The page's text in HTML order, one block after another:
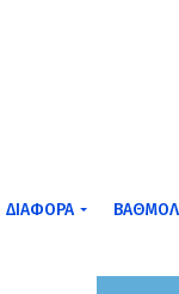
ΔΙΆΦΟΡΑ